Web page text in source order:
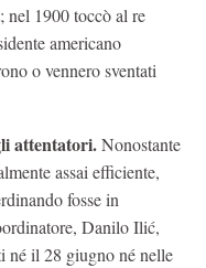
nel 1900 toccò al re
americano
o vennero sventati
attentatori.Nonostante
assai efficiente,
fosse in
Danilo Ilić,
né il 28 giugno né nelle